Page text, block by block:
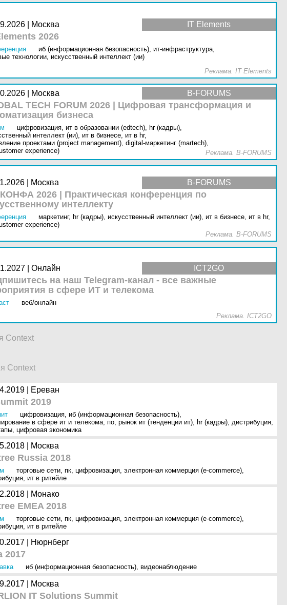
IT Elements
| Москва
2026
иб (информационная безопасность), ит-инфраструктура,
технологии, искусственный интеллект (ии)
Реклама. IT Elements
B-FORUMS
| Москва
TECH FORUM 2026 | Цифровая трансформация и
бизнеса
цифровизация, ит в образовании (edtech), hr (кадры),
интеллект (ии), ит в бизнесе, ит в hr,
проектами (project management), digital-маркетинг (martech),
experience)
Реклама. B-FORUMS
B-FORUMS
| Москва
2026 | Практическая конференция по
интеллекту
маркетинг, hr (кадры), искусственный интеллект (ии), ит в бизнесе, ит в hr,
experience)
Реклама. B-FORUMS
ICT2GO
| Онлайн
на наш Telegram-канал - все важные
в сфере ИТ и телекома
веб/онлайн
Реклама. ICT2GO
Context
Context
| Ереван
2019
цифровизация, иб (информационная безопасность),
в сфере ит и телекома, по, рынок ит (тенденции ит), hr (кадры), дистрибуция,
, цифровая экономика
| Москва
Russia 2018
торговые сети, пк, цифровизация, электронная коммерция (e-commerce),
, ит в ритейле
| Монако
EMEA 2018
торговые сети, пк, цифровизация, электронная коммерция (e-commerce),
, ит в ритейле
| Нюрнберг
2017
иб (информационная безопасность), видеонаблюдение
| Москва
IT Solutions Summit